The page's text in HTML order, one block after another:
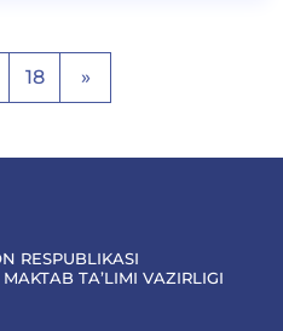
18 »
RESPUBLIKASI
TA’LIMI VAZIRLIGI